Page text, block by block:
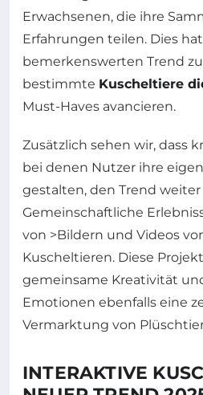
Erwachsenen, die ihre
Erfahrungen teilen. Dies
bemerkenswerten Trend
bestimmte Kuscheltiere
Must-Haves avancieren.
Zusätzlich sehen wir, dass
bei denen Nutzer ihre
gestalten, den Trend
Gemeinschaftliche
von >Bildern und Videos
Kuscheltieren. Diese
gemeinsame Kreativität
Emotionen ebenfalls eine
Vermarktung von
INTERAKTIVE